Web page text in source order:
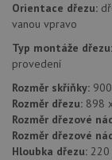
Orientace dřezu:
vanou vpravo
Typ montáže dřezu:
provedení
Rozměr skříňky:
Rozměr dřezu: 898
Rozměr dřezové
Rozměr dřezové
Hloubka dřezu: 220